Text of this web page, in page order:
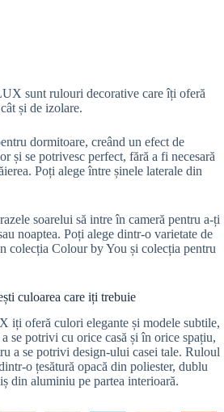
sunt rulouri decorative care îți oferă
și de izolare.
dormitoare, creând un efect de
și se potrivesc perfect, fără a fi necesară
Poți alege între șinele laterale din
soarelui să intre în cameră pentru a-ți
noaptea. Poți alege dintr-o varietate de
colecția Colour by You și colecția pentru
culoarea care iți trebuie
iți oferă culori elegante și modele subtile,
se potrivi cu orice casă și în orice spațiu,
a se potrivi design-ului casei tale. Ruloul
o țesătură opacă din poliester, dublu
din aluminiu pe partea interioară.